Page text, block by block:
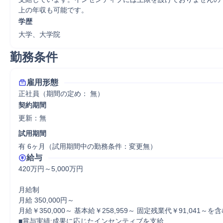
上の年収も可能です。
学歴
大学、大学院
勤務条件
雇用形態
正社員（期間の定め： 無）
契約期間
更新：無
試用期間
有 6ヶ月（試用期間中の勤務条件：変更無）
給与
420万円～5,000万円
月給制
月給 350,000円～
月給￥350,000～ 基本給￥258,959～ 固定残業代￥91,041～を
■賞与実績:成果に応じたインセンティブを支給